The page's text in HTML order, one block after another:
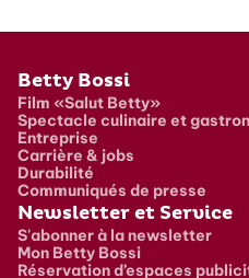
Pied de page
Betty Bossi
Film «Salut Betty»
Spectacle culinaire et
Entreprise
Carrière & jobs
Durabilité
Communiqués de presse
Newsletter et Service
S'abonner à la newsletter
Mon Betty Bossi
Réservation d’espaces